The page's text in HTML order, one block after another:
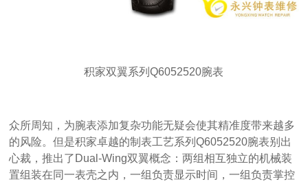
积家双翼系列Q6052520腕表
众所周知，为腕表添加复杂功能无疑会使其精准度带来越多
的风险。但是积家卓越的制表工艺系列Q6052520腕表别出
心裁，推出了Dual-Wing双翼概念：两组相互独立的机械装
置组装在同一表壳之内，一组负责显示时间，一组负责掌控